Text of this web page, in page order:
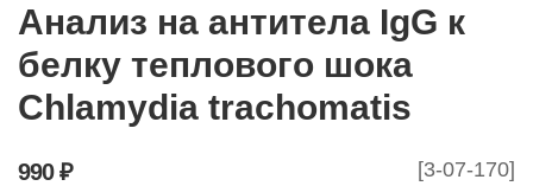
Анализ на антитела IgG к
белку теплового шока
Chlamydia trachomatis
[3-07-170]
990 ₽